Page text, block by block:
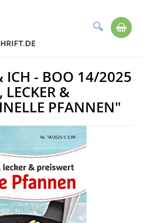
Suche
ICH - BOO 14/2025
LECKER &
PFANNEN"